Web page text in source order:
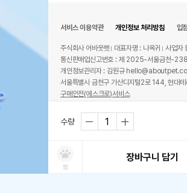
수량
찜
장바구니 담기
서비스 이용약관 개인정보 처리방침 입
주식회사 어바웃펫 대표자명 : 나옥귀 사업
통신판매업신고번호 : 제 2025-서울금천-
개인정보관리자 : 김원규
서울특별시 금천구 가산디지털2로 144, 현
구매안전(에스크로)서비스